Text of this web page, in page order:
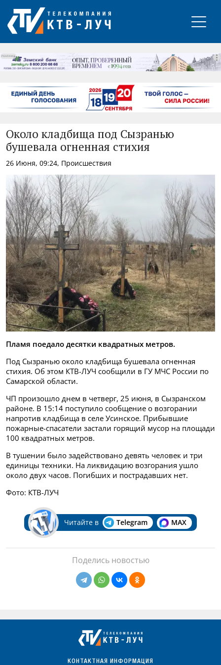
РЕКЛАМА
Около кладбища под Сызранью
бушевала огненная стихия
26 Июня, 09:24, Происшествия
Пламя поедало десятки квадратных метров.
Под Сызранью около кладбища бушевала огненная
стихия. Об этом КТВ-ЛУЧ сообщили в ГУ МЧС России по
Самарской области.
ЧП произошло днем в четверг, 25 июня, в Сызранском
районе. В 15:14 поступило сообщение о возгорании
напротив кладбища в селе Усинское. Прибывшие
пожарные-спасатели застали горящий мусор на площади
100 квадратных метров.
В тушении было задействовано девять человек и три
единицы техники. На ликвидацию возгорания ушло
около двух часов. Погибших и пострадавших нет.
Фото: КТВ-ЛУЧ
Читайте в Telegram MAX
Поделись новостью
КОНТАКТНАЯ ИНФОРМАЦИЯ